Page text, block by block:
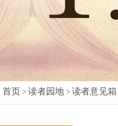
首页 > 读者园地> 读者意见箱